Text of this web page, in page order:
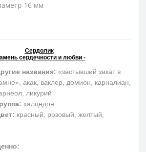
16 мм
Сердолик
сердечности и любви -
названия: «застывший закат в
акак, ваклер, домион, карналиан,
ликурий
халцедон
красный, розовый, желтый,